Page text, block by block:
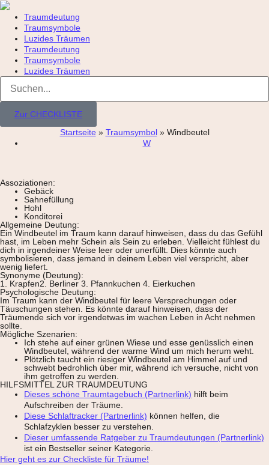
Traumdeutung
Traumsymbole
Luzides Träumen
Traumdeutung
Traumsymbole
Luzides Träumen
Zur CHECKLISTE
Startseite » Traumsymbol» Windbeutel
W
Assoziationen:
Gebäck
Sahnefüllung
Hohl
Konditorei
Allgemeine Deutung:
Ein Windbeutel im Traum kann darauf hinweisen, dass du das Gefühl
hast, im Leben mehr Schein als Sein zu erleben. Vielleicht fühlest du
dich in irgendeiner Weise leer oder unerfüllt. Dies könnte auch
symbolisieren, dass jemand in deinem Leben viel verspricht, aber
wenig liefert.
Synonyme (Deutung):
1. Krapfen2. Berliner 3. Pfannkuchen 4. Eierkuchen
Psychologische Deutung:
Im Traum kann der Windbeutel für leere Versprechungen oder
Täuschungen stehen. Es könnte darauf hinweisen, dass der
Träumende sich vor irgendetwas im wachen Leben in Acht nehmen
sollte.
Mögliche Szenarien:
Ich stehe auf einer grünen Wiese und esse genüsslich einen
Windbeutel, während der warme Wind um mich herum weht.
Plötzlich taucht ein riesiger Windbeutel am Himmel auf und
schwebt bedrohlich über mir, während ich versuche, nicht von
ihm getroffen zu werden.
HILFSMITTEL ZUR TRAUMDEUTUNG
Dieses schöne Traumtagebuch (Partnerlink) hilft beim
Aufschreiben der Träume.
Diese Schlaftracker (Partnerlink) können helfen, die
Schlafzyklen besser zu verstehen.
Dieser umfassende Ratgeber zu Traumdeutungen (Partnerlink)
ist ein Bestseller seiner Kategorie.
Hier geht es zur Checkliste für Träume!